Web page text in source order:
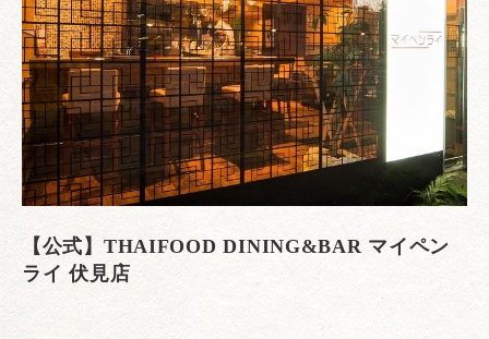
【公式】THAIFOOD DINING&BAR マイペン
ライ 伏見店